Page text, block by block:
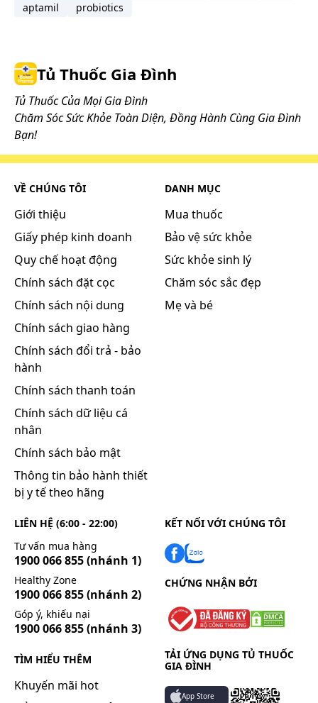
Thông báo cho thầy thuốc các tác dụng không
Những lưu ý khi sử dụng:
dẫn sử dụng và tham khảo thông tin bên dưới.
Chống chỉ định
trường hợp sau:
Quá mẫn với bất cứ thành phần nào của
thuốc.
Thận trọng khi sử dụng
Vui lòng xem thêm các thông tin về thuốc trong
tờ hướng dẫn sử dụng thuốc đính kèm sản
phẩm.
Ảnh hưởng của thuốc lên khả năng lái
xe và vận hành máy móc
Chưa rõ ảnh hưởng của thuốc.
Sử dụng thuốc cho phụ nữ trong thời
kỳ mang thai và cho con bú
Tuân theo chỉ định từ bác sĩ. Chỉ nên dùng thuốc
khi lợi ích vượt trội nguy cơ có thể xảy ra.
Tương tác thuốc
Tương tác thuốc có thể ảnh hưởng đến hoạt
động của thuốc hoặc gây ra các tác dụng phụ.
Bệnh nhân nên báo cho bác sĩ hoặc dược sĩ
danh sách những thuốc và các thực phẩm chức
năng bạn đang sử dụng. Không nên dùng hay
tăng giảm liều lượng của thuốc mà không có sự
hướng dẫn của bác sĩ.
aptamil
probiotics
Tủ Thuốc Gia Đình
Tủ Thuốc Của Mọi Gia Đình
Chăm Sóc Sức Khỏe Toàn Diện, Đồng Hành Cùng Gia Đình
Bạn!
VỀ CHÚNG TÔI
Giới thiệu
Giấy phép kinh doanh
Quy chế hoạt động
Chính sách đặt cọc
Chính sách nội dung
Chính sách giao hàng
Chính sách đổi trả - bảo
hành
Chính sách thanh toán
Chính sách dữ liệu cá
nhân
Chính sách bảo mật
Thông tin bảo hành thiết
bị y tế theo hãng
DANH MỤC
Mua thuốc
Bảo vệ sức khỏe
Sức khỏe sinh lý
Chăm sóc sắc đẹp
Mẹ và bé
LIÊN HỆ (6:00 - 22:00)
Tư vấn mua hàng
1900 066 855(nhánh 1)
Healthy Zone
1900 066 855(nhánh 2)
Góp ý, khiếu nại
1900 066 855(nhánh 3)
TÌM HIỂU THÊM
Khuyến mãi hot
KẾT NỐI VỚI CHÚNG TÔI
CHỨNG NHẬN BỞI
TẢI ỨNG DỤNG TỦ THUỐC
GIA ĐÌNH
App Store